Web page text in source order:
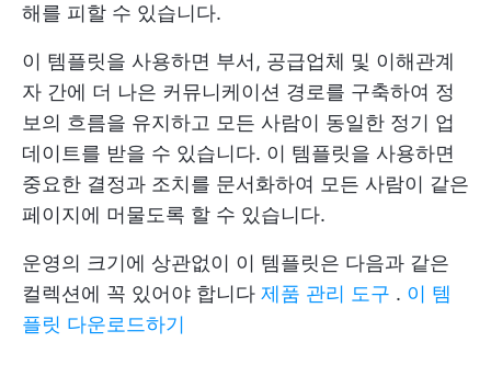
해를 피할 수 있습니다.
이 템플릿을 사용하면 부서, 공급업체 및 이해관계
자 간에 더 나은 커뮤니케이션 경로를 구축하여 정
보의 흐름을 유지하고 모든 사람이 동일한 정기 업
데이트를 받을 수 있습니다. 이 템플릿을 사용하면
중요한 결정과 조치를 문서화하여 모든 사람이 같은
페이지에 머물도록 할 수 있습니다.
운영의 크기에 상관없이 이 템플릿은 다음과 같은
컬렉션에 꼭 있어야 합니다 제품 관리 도구 . 이 템
플릿 다운로드하기